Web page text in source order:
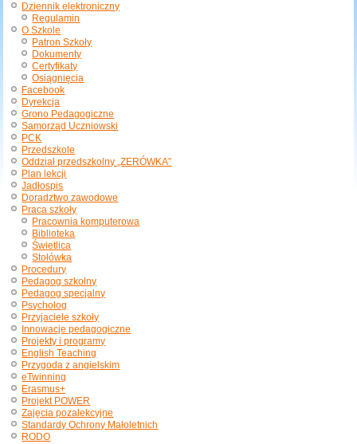
Dziennik elektroniczny
Regulamin
O Szkole
Patron Szkoły
Dokumenty
Certyfikaty
Osiągnięcia
Facebook
Dyrekcja
Grono Pedagogiczne
Samorząd Uczniowski
PCK
Przedszkole
Oddział przedszkolny „ZERÓWKA”
Plan lekcji
Jadłospis
Doradztwo zawodowe
Praca szkoły
Pracownia komputerowa
Biblioteka
Świetlica
Stołówka
Procedury
Pedagog szkolny
Pedagog specjalny
Psycholog
Przyjaciele szkoły
Innowacje pedagogiczne
Projekty i programy
English Teaching
Przygoda z angielskim
eTwinning
Erasmus+
Projekt POWER
Zajęcia pozalekcyjne
Standardy Ochrony Małoletnich
RODO